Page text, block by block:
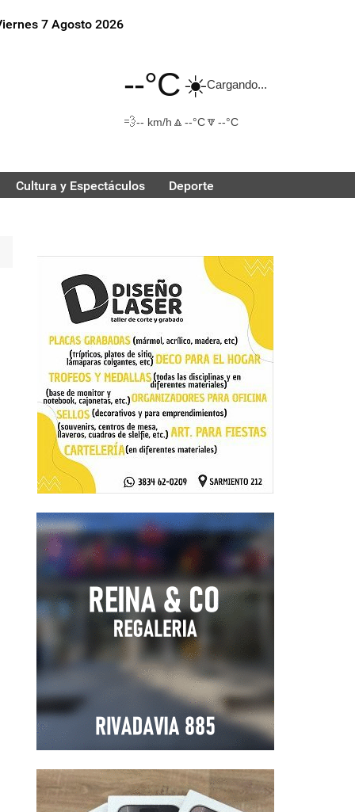
7 Agosto 2026
--°C☀️Cargando...
💨-- km/h 🔼 --°C🔽 --°C
Cultura y Espectáculos Deporte